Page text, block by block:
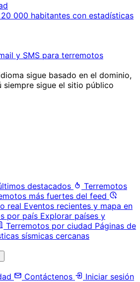
000 habitantes con estadísticas
y SMS para terremotos
sigue basado en el dominio,
siempre sigue el sitio público
destacados
Terremotos
más fuertes del feed
real Eventos recientes y mapa en
por país Explorar países y
Terremotos por ciudad Páginas de
sísmicas cercanas
Contáctenos
Iniciar sesión